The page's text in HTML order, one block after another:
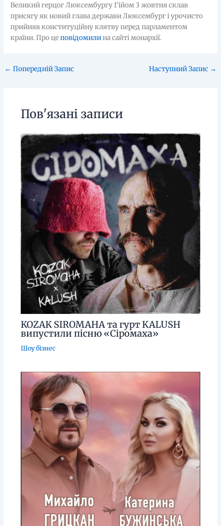
Великий герцог Люксембургу Гійом 3 жовтня склав
присягу як новий глава держави Люксембург і урочисто
прийняв конституційну клятву перед парламентом
країни. Про цеповідомилина сайті монархії.
← Попередній Запис Наступний Запис →
Пов'язані записи
KOZAK SIROMAHA та гурт KALUSH
випустили пісню «Сіромаха»
Шоу бізнес